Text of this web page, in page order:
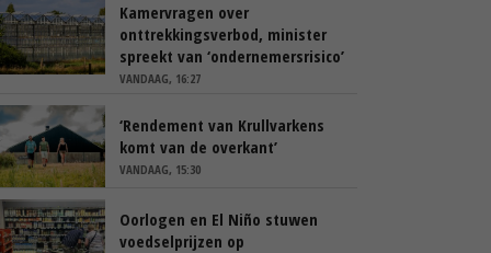
Kamervragen over
onttrekkingsverbod, minister
spreekt van ‘ondernemersrisico’
VANDAAG, 16:27
‘Rendement van Krullvarkens
komt van de overkant’
VANDAAG, 15:30
Oorlogen en El Niño stuwen
voedselprijzen op